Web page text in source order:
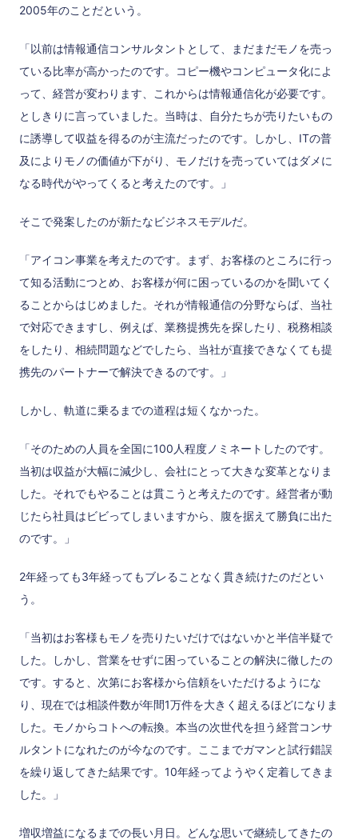
2005年のことだという。
「以前は情報通信コンサルタントとして、まだまだモノを売っ
ている比率が高かったのです。コピー機やコンピュータ化によ
って、経営が変わります、これからは情報通信化が必要です。
としきりに言っていました。当時は、自分たちが売りたいもの
に誘導して収益を得るのが主流だったのです。しかし、ITの普
及によりモノの価値が下がり、モノだけを売っていてはダメに
なる時代がやってくると考えたのです。」
そこで発案したのが新たなビジネスモデルだ。
「アイコン事業を考えたのです。まず、お客様のところに行っ
て知る活動につとめ、お客様が何に困っているのかを聞いてく
ることからはじめました。それが情報通信の分野ならば、当社
で対応できますし、例えば、業務提携先を探したり、税務相談
をしたり、相続問題などでしたら、当社が直接できなくても提
携先のパートナーで解決できるのです。」
しかし、軌道に乗るまでの道程は短くなかった。
「そのための人員を全国に100人程度ノミネートしたのです。
当初は収益が大幅に減少し、会社にとって大きな変革となりま
した。それでもやることは貫こうと考えたのです。経営者が動
じたら社員はビビってしまいますから、腹を据えて勝負に出た
のです。」
2年経っても3年経ってもブレることなく貫き続けたのだとい
う。
「当初はお客様もモノを売りたいだけではないかと半信半疑で
した。しかし、営業をせずに困っていることの解決に徹したの
です。すると、次第にお客様から信頼をいただけるようにな
り、現在では相談件数が年間1万件を大きく超えるほどになりま
した。モノからコトへの転換。本当の次世代を担う経営コンサ
ルタントになれたのが今なのです。ここまでガマンと試行錯誤
を繰り返してきた結果です。10年経ってようやく定着してきま
した。」
増収増益になるまでの長い月日。どんな思いで継続してきたの